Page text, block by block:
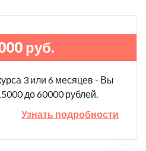
руб.
3 или 6 месяцев - Вы
до 60000 рублей.
Узнать подробности